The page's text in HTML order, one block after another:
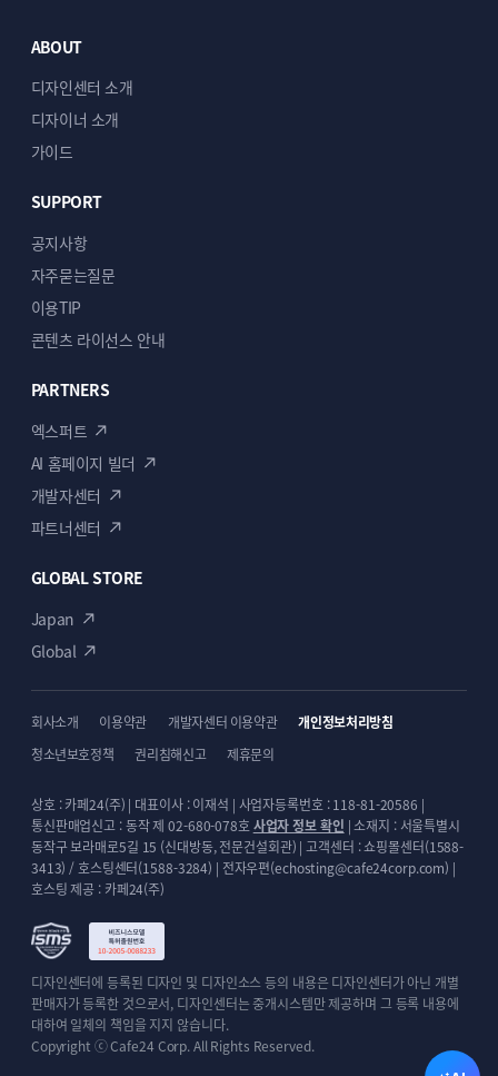
# ADVANCE
# MINIMAL # D E U X
ABOUT
디자인센터 소개
디자이너 소개
가이드
SUPPORT
공지사항
자주묻는질문
이용TIP
콘텐츠 라이선스 안내
PARTNERS
엑스퍼트
AI 홈페이지 빌더
개발자센터
파트너센터
GLOBAL STORE
Japan
Global
회사소개 이용약관 개발자센터 이용약관
개인정보처리방침
청소년보호정책
권리침해신고 제휴문의
상호 : 카페24(주) | 대표이사 : 이재석 | 사업자등록번호 : 118-81-20586 |
통신판매업신고 : 동작 제 02-680-078호사업자 정보 확인 | 소재지 : 서울특별시
동작구 보라매로5길 15 (신대방동, 전문건설회관) | 고객센터 : 쇼핑몰센터(1588-
3413) / 호스팅센터(1588-3284) | 전자우편(echosting@cafe24corp.com) |
호스팅 제공 : 카페24(주)
디자인센터에 등록된 디자인 및 디자인소스 등의 내용은 디자인센터가 아닌 개별
판매자가 등록한 것으로서, 디자인센터는 중개시스템만 제공하며 그 등록 내용에
대하여 일체의 책임을 지지 않습니다.
Copyright ⓒ Cafe24 Corp. All Rights Reserved.